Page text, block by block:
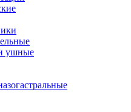
ушные